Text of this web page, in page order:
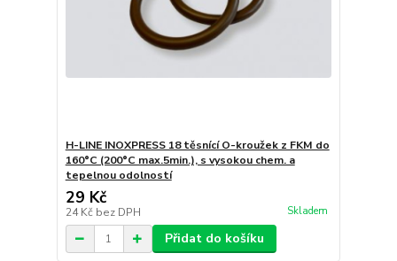
H-LINE INOXPRESS 18 těsnící O-kroužek z FKM do
160°C (200°C max.5min.), s vysokou chem. a
tepelnou odolností
29 Kč
24 Kč bez DPH Skladem
Přidat do košíku